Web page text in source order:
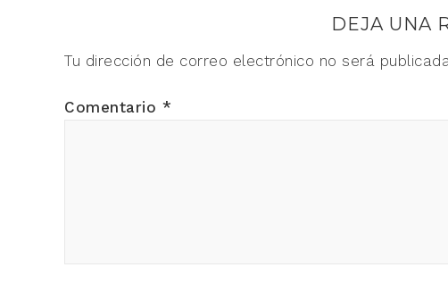
DEJA UNA
Tu dirección de correo electrónico no será
Comentario *